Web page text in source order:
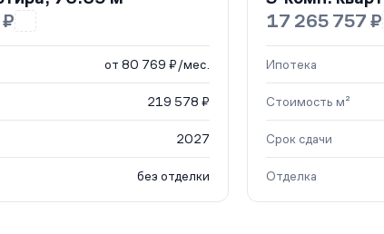
от 80 769 ₽/мес.
219 578 ₽
2027
без отделки
17 265 757 ₽
Ипотека
Стоимость м²
Срок сдачи
Отделка